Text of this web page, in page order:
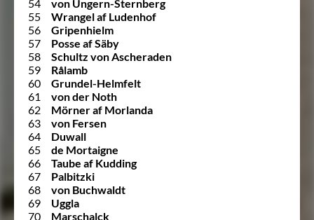
54
von Ungern-Sternberg
55
Wrangel af Ludenhof
56
Gripenhielm
57
Posse af Säby
58
Schultz von Ascheraden
59
Rålamb
60
Grundel-Helmfelt
61
von der Noth
62
Mörner af Morlanda
63
von Fersen
64
Duwall
65
de Mortaigne
66
Taube af Kudding
67
Palbitzki
68
von Buchwaldt
69
Uggla
70
Marschalck